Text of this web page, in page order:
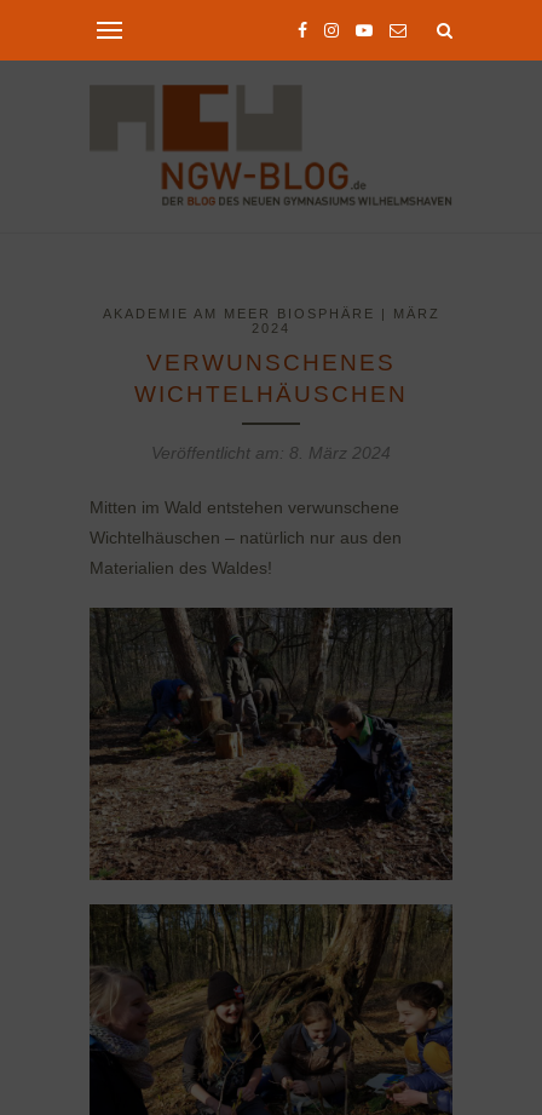
AKADEMIE AM MEER BIOSPHÄRE | MÄRZ
2024
VERWUNSCHENES
WICHTELHÄUSCHEN
Veröffentlicht am: 8. März 2024
Mitten im Wald entstehen verwunschene
Wichtelhäuschen – natürlich nur aus den
Materialien des Waldes!